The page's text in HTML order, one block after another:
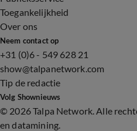
Toegankelijkheid
Over ons
Neem contact op
+31 (0)6 - 549 628 21
show@talpanetwork.com
Tip de redactie
Volg Shownieuws
© 2026 Talpa Network. Alle
en datamining.